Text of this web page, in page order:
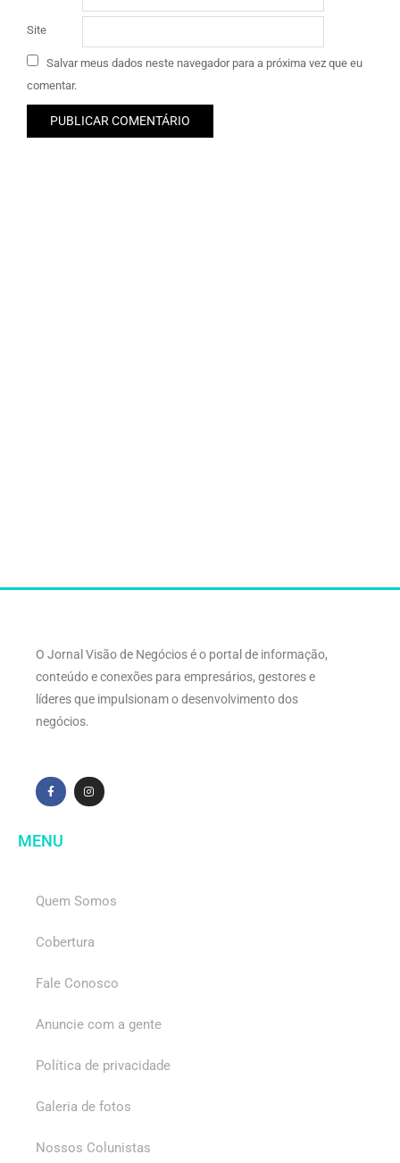
Site
Salvar meus dados neste navegador para a próxima vez que eu
comentar.
O Jornal Visão de Negócios é o portal de informação,
conteúdo e conexões para empresários, gestores e
líderes que impulsionam o desenvolvimento dos
negócios.
MENU
Quem Somos
Cobertura
Fale Conosco
Anuncie com a gente
Política de privacidade
Galeria de fotos
Nossos Colunistas